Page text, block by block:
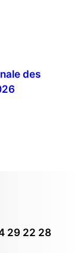
des
29 22 28